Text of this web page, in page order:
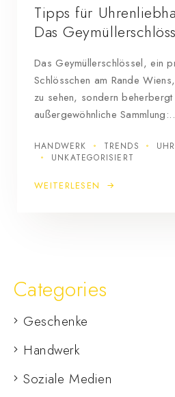
Tipps für
Das
Das Geymüllerschlössel, ein
Schlösschen am Rande
zu sehen, sondern
außergewöhnliche
HANDWERK TRENDS
UNKATEGORISIERT
WEITERLESEN
Categories
Geschenke
Handwerk
Soziale Medien